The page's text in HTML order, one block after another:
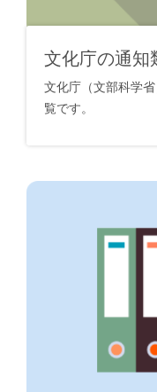
文化庁の通知
文化庁（文部科学
覧です。